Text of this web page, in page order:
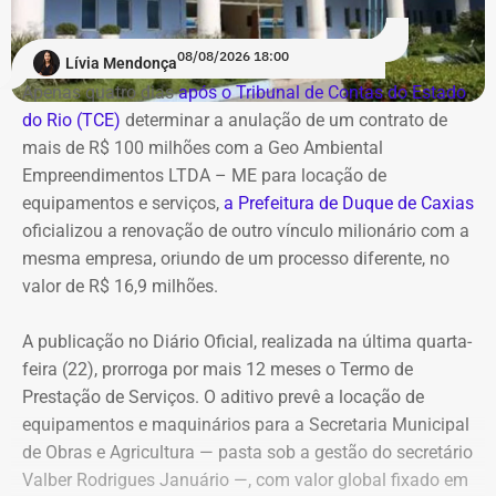
ações de compliance da companhia, que recentemente
reforçou auditorias internas em parceria com o GSI e a
Casa Civil.
A empresa também destaca que não possui SUVs
blindados em sua frota própria, razão pela qual optou
pela locação dos veículos por meio de adesão à ata do
GSI.
Os veículos serão destinados exclusivamente aos
Suprimentos (DSU) e Segurança e Governança (DSG). O
contrato foi firmado com a empresa Rei dos Blindados
Locação de Veículos Ltda. e prevê a locação de quatro
SUVs zero quilômetro, com blindagem nível III-A, sem
motorista e sem fornecimento de combustível.
Lívia Mendonça08/08/2026 18:00
Apenas quatro diasapós o Tribunal de Contas do Estado
do Rio (TCE) determinar a anulação de um contrato de
mais de R$ 100 milhões com a Geo Ambiental
Empreendimentos LTDA – ME para locação de
equipamentos e serviços, a Prefeitura de Duque de Caxias
oficializou a renovação de outro vínculo milionário com a
mesma empresa, oriundo de um processo diferente, no
valor de R$ 16,9 milhões.
A publicação no Diário Oficial, realizada na última quarta-
feira (22), prorroga por mais 12 meses o Termo de
Prestação de Serviços. O aditivo prevê a locação de
equipamentos e maquinários para a Secretaria Municipal
de Obras e Agricultura — pasta sob a gestão do secretário
Valber Rodrigues Januário —, com valor global fixado em